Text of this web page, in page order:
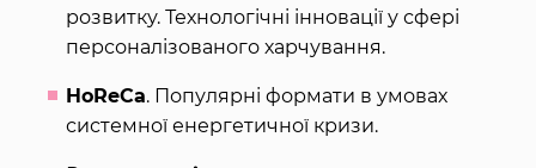
розвитку. Технологічні інновації у сфері
персоналізованого харчування.
HoReCa. Популярні формати в умовах
системної енергетичної кризи.